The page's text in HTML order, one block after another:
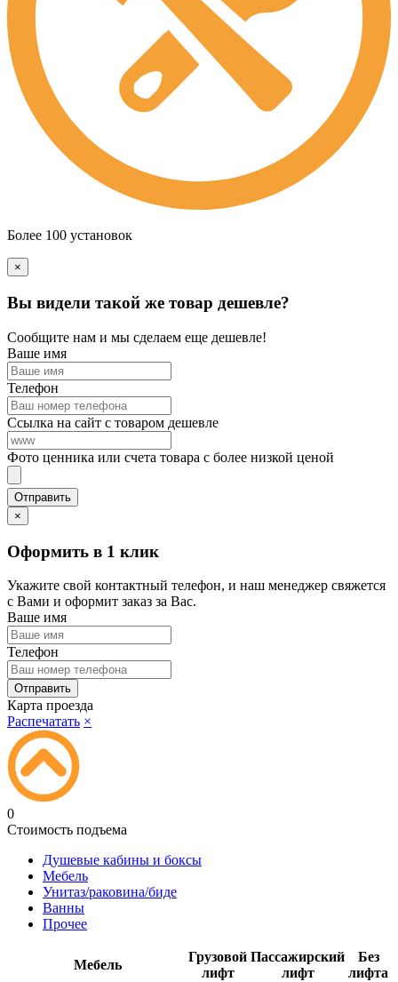
Более 100 установок
×
Вы видели такой же товар дешевле?
Сообщите нам и мы сделаем еще дешевле!
Ваше имя
Телефон
Ссылка на сайт с товаром дешевле
Фото ценника или счета товара с более низкой ценой
×
Оформить в 1 клик
Укажите свой контактный телефон, и наш менеджер свяжется
с Вами и оформит заказ за Вас.
Ваше имя
Телефон
Карта проезда
Распечатать ×
0
Стоимость подъема
Душевые кабины и боксы
Мебель
Унитаз/раковина/биде
Ванны
Прочее
Мебель
Грузовой
лифт
Пассажирский
лифт
Без
лифта